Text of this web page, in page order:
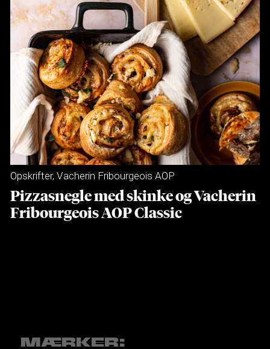
Opskrifter, Vacherin Fribourgeois AOP
Pizzasnegle med skinke og Vacherin
Fribourgeois AOP Classic
MÆRKER: